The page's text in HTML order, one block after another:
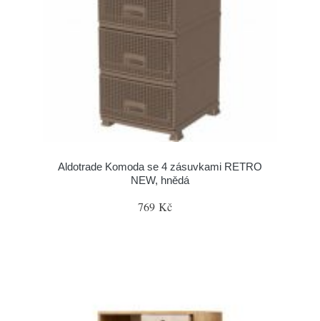
Aldotrade Komoda se 4 zásuvkami RETRO
NEW, hnědá
769 Kč